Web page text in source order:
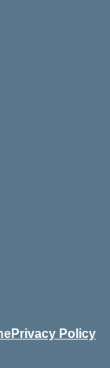
Privacy Policy